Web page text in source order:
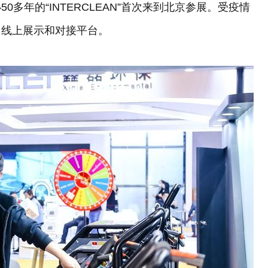
多年的“INTERCLEAN”首次来到北京参展。受疫情
上展示和对接平台。